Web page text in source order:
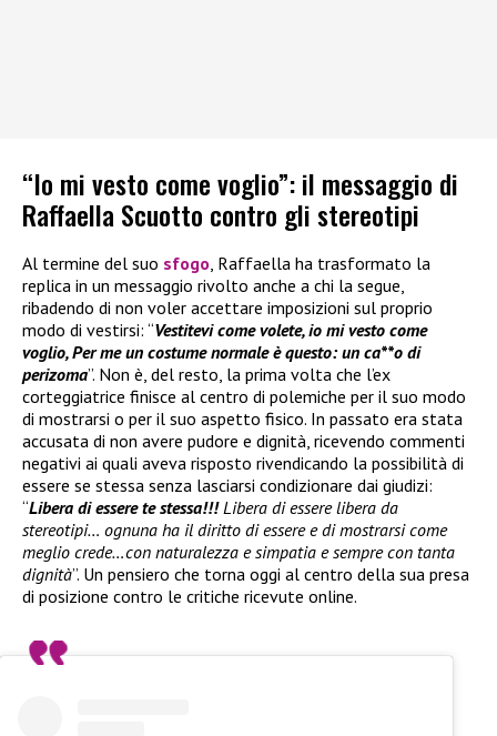
“Io mi vesto come voglio”: il messaggio di
Raffaella Scuotto contro gli stereotipi
Al termine del suo sfogo, Raffaella ha trasformato la
replica in un messaggio rivolto anche a chi la segue,
ribadendo di non voler accettare imposizioni sul proprio
modo di vestirsi: “Vestitevi come volete, io mi vesto come
voglio, Per me un costume normale è questo: un ca**o di
perizoma”. Non è, del resto, la prima volta che l’ex
corteggiatrice finisce al centro di polemiche per il suo modo
di mostrarsi o per il suo aspetto fisico. In passato era stata
accusata di non avere pudore e dignità, ricevendo commenti
negativi ai quali aveva risposto rivendicando la possibilità di
essere se stessa senza lasciarsi condizionare dai giudizi:
“Libera di essere te stessa!!!Libera di essere libera da
stereotipi… ognuna ha il diritto di essere e di mostrarsi come
meglio crede…con naturalezza e simpatia e sempre con tanta
dignità”. Un pensiero che torna oggi al centro della sua presa
di posizione contro le critiche ricevute online.